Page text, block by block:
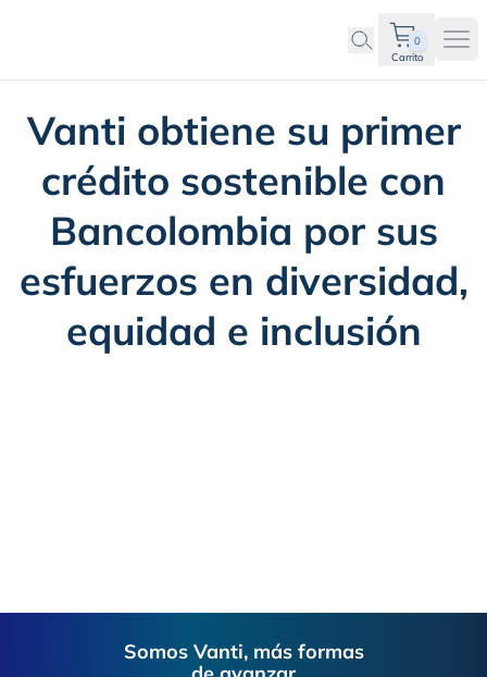
0
Carrito
Vanti obtiene su primer
crédito sostenible con
Bancolombia por sus
esfuerzos en diversidad,
equidad e inclusión
Somos Vanti, más formas